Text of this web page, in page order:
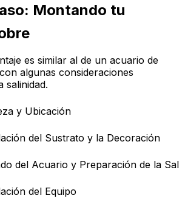
Montando tu
es similar al de un acuario de
algunas consideraciones
salinidad.
y Ubicación
del Sustrato y la Decoración
del Acuario y Preparación de la Sal
del Equipo